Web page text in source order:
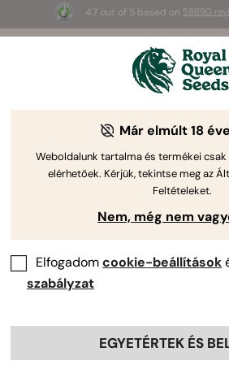
4.7 out of 5 based on 58690
Triple G Autoaz
Már elmúlt 18
Weboldalunk tartalma és termékei
elérhetőek. Kérjük, tekintse meg az
Feltételeket.
Nem, még nem
Elfogadomcookie-beállítások
szabályzat
EGYETÉRTEK ÉS